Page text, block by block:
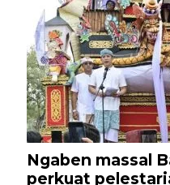
Ngaben massal
perkuat